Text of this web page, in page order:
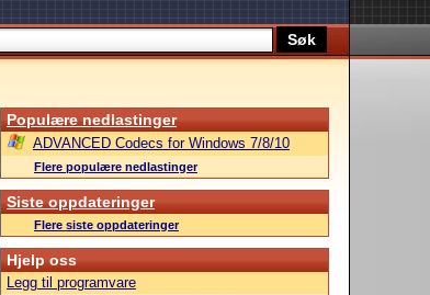
Populære nedlastinger
ADVANCED Codecs for Windows 7/8/10
Flere populære nedlastinger
Siste oppdateringer
Flere siste oppdateringer
Hjelp oss
Legg til programvare